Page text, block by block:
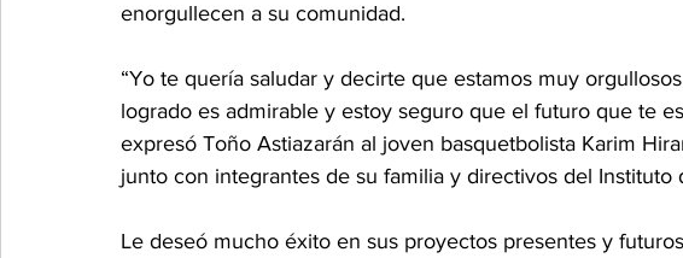
enorgullecen a su comunidad.
“Yo te quería saludar y decirte que estamos muy
logrado es admirable y estoy seguro que el futuro que te
expresó Toño Astiazarán al joven basquetbolista Karim
junto con integrantes de su familia y directivos del Instituto
Le deseó mucho éxito en sus proyectos presentes y